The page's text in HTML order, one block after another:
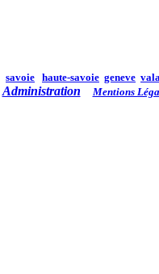
savoie haute-savoie geneve
Administration Mentions